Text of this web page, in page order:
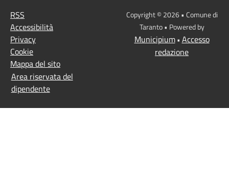
RSS
Accessibilità
Privacy
Cookie
Mappa del sito
Area riservata del
dipendente
Copyright © 2026 • Comune di
Taranto • Powered by
Municipium• Accesso
redazione